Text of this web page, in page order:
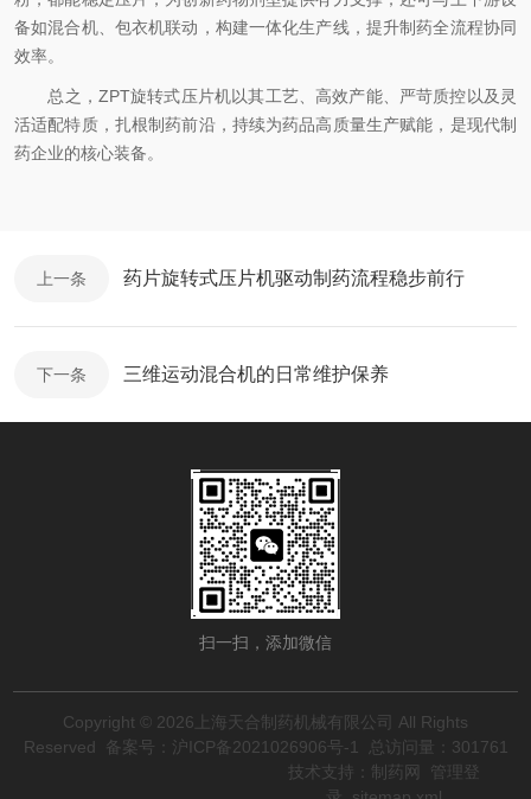
备如混合机、包衣机联动，构建一体化生产线，提升制药全流程协同
效率。
总之，ZPT旋转式压片机以其工艺、高效产能、严苛质控以及灵
活适配特质，扎根制药前沿，持续为药品高质量生产赋能，是现代制
药企业的核心装备。
上一条 药片旋转式压片机驱动制药流程稳步前行
下一条 三维运动混合机的日常维护保养
扫一扫，添加微信
Copyright © 2026上海天合制药机械有限公司 All Rights
Reserved
备案号：沪ICP备2021026906号-1
总访问量：301761
技术支持： 制药网
管理登